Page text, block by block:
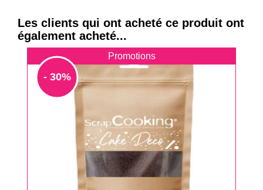
Les clients qui ont acheté ce produit ont
également acheté...
Promotions
- 30%